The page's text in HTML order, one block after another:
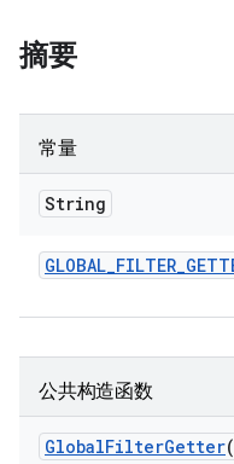
摘要
常量
String
GLOBAL_FILTER_
公共构造函数
GlobalFilterGetter